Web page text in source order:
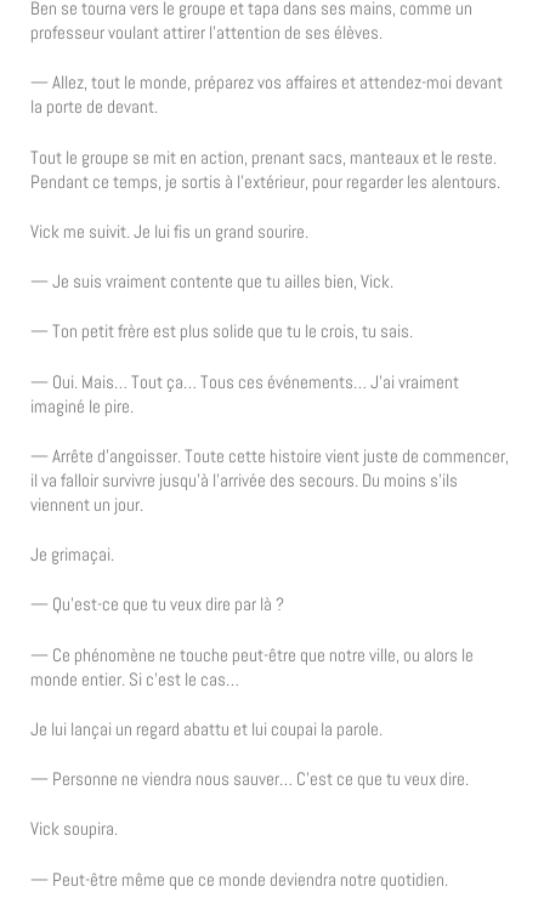
Ben se tourna vers le groupe et tapa dans ses mains, comme un
professeur voulant attirer l’attention de ses élèves.
— Allez, tout le monde, préparez vos affaires et attendez-moi devant
la porte de devant.
Tout le groupe se mit en action, prenant sacs, manteaux et le reste.
Pendant ce temps, je sortis à l’extérieur, pour regarder les alentours.
Vick me suivit. Je lui fis un grand sourire.
— Je suis vraiment contente que tu ailles bien, Vick.
— Ton petit frère est plus solide que tu le crois, tu sais.
— Oui. Mais… Tout ça… Tous ces événements… J’ai vraiment
imaginé le pire.
— Arrête d’angoisser. Toute cette histoire vient juste de commencer,
il va falloir survivre jusqu’à l’arrivée des secours. Du moins s’ils
viennent un jour.
Je grimaçai.
— Qu’est-ce que tu veux dire par là ?
— Ce phénomène ne touche peut-être que notre ville, ou alors le
monde entier. Si c’est le cas…
Je lui lançai un regard abattu et lui coupai la parole.
— Personne ne viendra nous sauver… C’est ce que tu veux dire.
Vick soupira.
— Peut-être même que ce monde deviendra notre quotidien.